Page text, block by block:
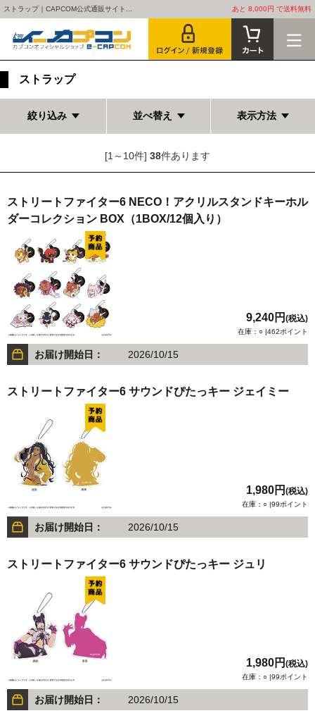
ストラップ｜CAPCOM公式通販サイト... あと 8,000円 で送料無料
ストラップ
絞り込み 並べ替え 表示方法
[1～10件] 38件あります
ストリートファイター6 NECO！アクリルスタンドキーホル
ダーコレクション BOX（1BOX/12個入り）
9,240円 (税込)
在庫：○ |462ポイント
お届け開始日： 2026/10/15
ストリートファイター6 サウンドぴたっキー ジェイミー
1,980円 (税込)
在庫：○ |99ポイント
お届け開始日： 2026/10/15
ストリートファイター6 サウンドぴたっキー ジュリ
1,980円 (税込)
在庫：○ |99ポイント
お届け開始日： 2026/10/15